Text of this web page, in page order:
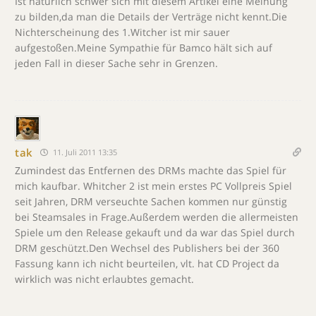
zu bilden,da man die Details der Verträge nicht kennt.Die
Nichterscheinung des 1.Witcher ist mir sauer
aufgestoßen.Meine Sympathie für Bamco hält sich auf
jeden Fall in dieser Sache sehr in Grenzen.
tak 11. Juli 2011 13:35
Zumindest das Entfernen des DRMs machte das Spiel für
mich kaufbar. Whitcher 2 ist mein erstes PC Vollpreis Spiel
seit Jahren, DRM verseuchte Sachen kommen nur günstig
bei Steamsales in Frage.Außerdem werden die allermeisten
Spiele um den Release gekauft und da war das Spiel durch
DRM geschützt.Den Wechsel des Publishers bei der 360
Fassung kann ich nicht beurteilen, vlt. hat CD Project da
wirklich was nicht erlaubtes gemacht.